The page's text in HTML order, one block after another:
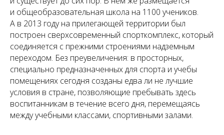
и общеобразовательная школа на 1100 учеников.
А в 2013 году на прилегающей территории был
построен сверхсовременный спорткомплекс, который
соединяется с прежними строениями надземным
переходом. Без преувеличения: в просторных,
специально предназначенных для спорта и учебы
помещениях сегодня созданы едва ли не лучшие
условия в стране, позволяющие пребывать здесь
воспитанникам в течение всего дня, перемещаясь
между учебными классами, спортивными залами.